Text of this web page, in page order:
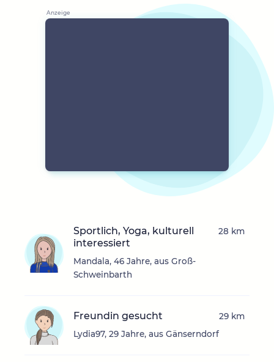
Sportlich, Yoga, kulturell
interessiert
Mandala, 46 Jahre, aus Groß-
Schweinbarth
28 km
Freundin gesucht
Lydia97, 29 Jahre, aus Gänserndorf
29 km